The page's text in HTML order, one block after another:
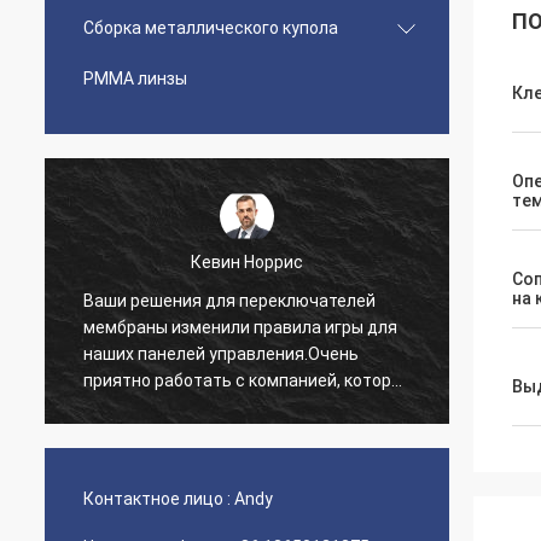
Сборка металлического купола
PMMA линзы
Кевин Норрис
Ваши решения для переключателей
мембраны изменили правила игры для
наших панелей управления.Очень
приятно работать с компанией, которая
понимает наши потребности..
Я
Контактное лицо : Andy
на